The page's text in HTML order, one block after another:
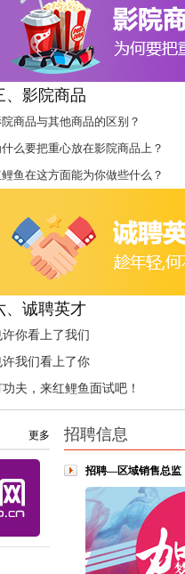
、影院商品
商品与其他商品的区别？
什么要把重心放在影院商品上？
鱼在这方面能为你做些什么？
、诚聘英才
许你看上了我们
许我们看上了你
功夫，来红鲤鱼面试吧！
更多 招聘信息
招聘—区域销售总监